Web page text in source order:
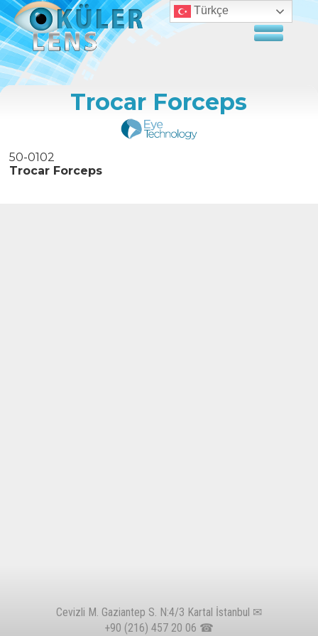
Trocar Forceps
50-0102
Trocar Forceps
Cevizli M. Gaziantep S. N:4/3 Kartal İstanbul ✉
+90 (216) 457 20 06 ☎
Türkçe